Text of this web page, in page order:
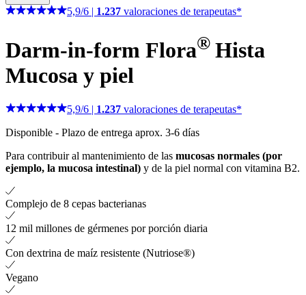
5,9/6 1.237 valoraciones de terapeutas*
Darm-in-form Flora® Hista
Mucosa y piel
5,9/6 | 1.237 valoraciones de terapeutas*
Disponible - Plazo de entrega aprox. 3-6 días
Para contribuir al mantenimiento de las mucosas normales (por
ejemplo, la mucosa intestinal) y de la piel normal con vitamina B2.
Complejo de 8 cepas bacterianas
12 mil millones de gérmenes por porción diaria
Con dextrina de maíz resistente (Nutriose®)
Vegano